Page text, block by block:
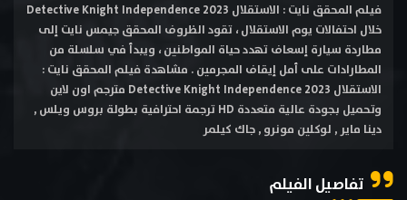
فيلم المحقق نايت : الاستقلال Detective Knight Independence 2023
خلال احتفالات يوم الاستقلال ، تقود الظروف المحقق جيمس نايت إلى
مطاردة سيارة إسعاف تهدد حياة المواطنين ، ويبدأ في سلسلة من
المطارادات على أمل إيقاف المجرمين . مشاهدة فيلم المحقق نايت :
الاستقلال Detective Knight Independence 2023 مترجم اون لاين
وتحميل بجودة عالية متعددة HD ترجمة احترافية بطولة بروس ويلس ,
دينا ماير , لوكلين مونرو , جاك كيلمر
تفاصيل الفيلم